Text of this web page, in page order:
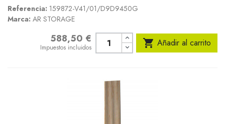
Referencia: 159872-V41/01/D9D9450G
Marca: AR STORAGE
Precio
588,50 €
Impuestos incluidos  Añadir al carrito